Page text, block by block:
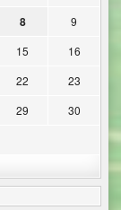
8
9
15
16
22
23
29
30